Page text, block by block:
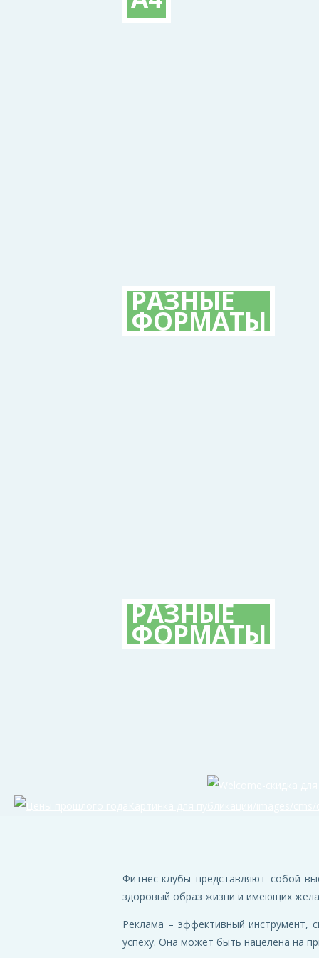
РАЗНЫЕ
ФОРМАТЫ
РАЗНЫЕ
ФОРМАТЫ
Фитнес-клубы представляют собой
здоровый образ жизни и имеющих
Реклама – эффективный инструмент,
успеху. Она может быть нацелена на